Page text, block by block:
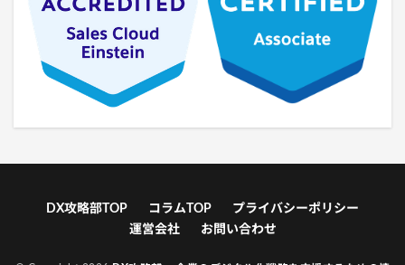
DX攻略部TOP コラムTOP
プライバシーポリシー
運営会社
お問い合わせ